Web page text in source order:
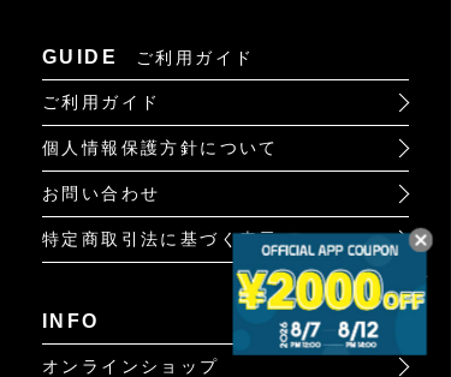
GUIDE ご利用ガイド
ご利用ガイド
個人情報保護方針について
お問い合わせ
特定商取引法に基づく表示
INFO
オンラインショップ